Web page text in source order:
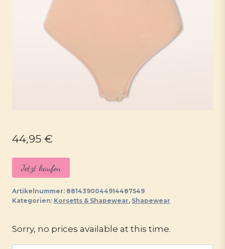
44,95 €
Jetzt kaufen
Artikelnummer: 8814390044914487549
Kategorien: Korsetts & Shapewear, Shapewear
Sorry, no prices available at this time.